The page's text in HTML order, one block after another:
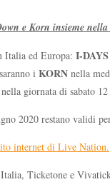
e Korn insieme
Italia ed Europa: I-DAYS
i KORN nella
nella giornata di sabato
2020 restano validi
internet di Live Nation.
Ticketone e